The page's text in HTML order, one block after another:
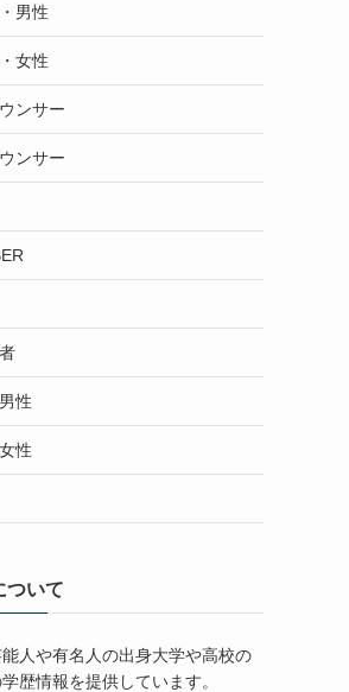
男性
女性
ンサー
ンサー
性
性
ついて
人や有名人の出身大学や高校の
歴情報を提供しています。